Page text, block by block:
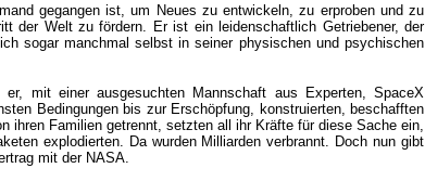
gegangen ist, um Neues zu entwickeln, zu erproben und zu
der Welt zu fördern. Er ist ein leidenschaftlich Getriebener, der
sogar manchmal selbst in seiner physischen und psychischen
mit einer ausgesuchten Mannschaft aus Experten, SpaceX
Bedingungen bis zur Erschöpfung, konstruierten, beschafften
ihren Familien getrennt, setzten all ihr Kräfte für diese Sache ein,
explodierten. Da wurden Milliarden verbrannt. Doch nun gibt
mit der NASA.